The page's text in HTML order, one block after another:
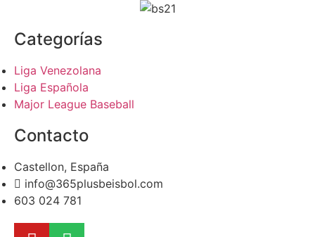
Categorías
Liga Venezolana
Liga Española
Major League Baseball
Contacto
Castellon, España
info@365plusbeisbol.com
603 024 781